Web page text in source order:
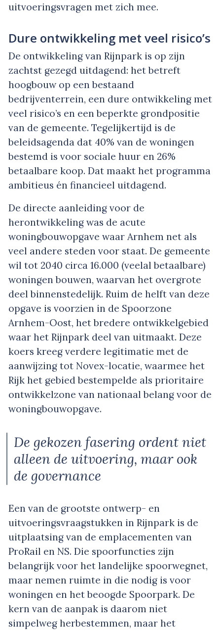
uitvoeringsvragen met zich mee.
Dure ontwikkeling met veel risico’s
De ontwikkeling van Rijnpark is op zijn
zachtst gezegd uitdagend: het betreft
hoogbouw op een bestaand
bedrijventerrein, een dure ontwikkeling met
veel risico’s en een beperkte grondpositie
van de gemeente. Tegelijkertijd is de
beleidsagenda dat 40% van de woningen
bestemd is voor sociale huur en 26%
betaalbare koop. Dat maakt het programma
ambitieus én financieel uitdagend.
De directe aanleiding voor de
herontwikkeling was de acute
woningbouwopgave waar Arnhem net als
veel andere steden voor staat. De gemeente
wil tot 2040 circa 16.000 (veelal betaalbare)
woningen bouwen, waarvan het overgrote
deel binnenstedelijk. Ruim de helft van deze
opgave is voorzien in de Spoorzone
Arnhem-Oost, het bredere ontwikkelgebied
waar het Rijnpark deel van uitmaakt. Deze
koers kreeg verdere legitimatie met de
aanwijzing tot Novex-locatie, waarmee het
Rijk het gebied bestempelde als prioritaire
ontwikkelzone van nationaal belang voor de
woningbouwopgave.
De gekozen fasering ordent niet
alleen de uitvoering, maar ook
de governance
Een van de grootste ontwerp- en
uitvoeringsvraagstukken in Rijnpark is de
uitplaatsing van de emplacementen van
ProRail en NS. Die spoorfuncties zijn
belangrijk voor het landelijke spoorwegnet,
maar nemen ruimte in die nodig is voor
woningen en het beoogde Spoorpark. De
kern van de aanpak is daarom niet
simpelweg herbestemmen, maar het